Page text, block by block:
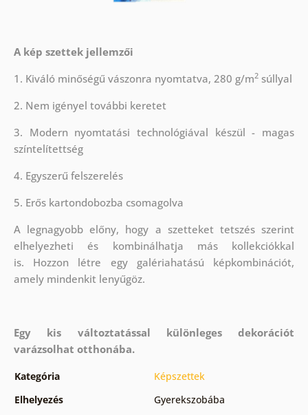
A kép szettek jellemzői
1. Kiváló minőségű vászonra nyomtatva, 280 g/m2súllyal
2. Nem igényel további keretet
3. Modern nyomtatási technológiával készül - magas
színtelítettség
4. Egyszerű felszerelés
5. Erős kartondobozba csomagolva
A legnagyobb előny, hogy a szetteket tetszés szerint
elhelyezheti és kombinálhatja más kollekciókkal
is. Hozzon létre egy galériahatású képkombinációt,
amely mindenkit lenyűgöz.
Egy kis változtatással különleges dekorációt
varázsolhat otthonába.
Kategória
Képszettek
Elhelyezés
Gyerekszobába